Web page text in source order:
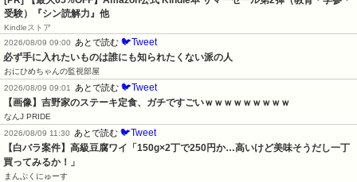
受験）『シン読解力』他
Kindleストア
2026/08/09 09:00
あとで読む 🐦Tweet
必ず手に入れたいものは誰にも知られたくない派の人
おにひめちゃんの監視部屋
2026/08/09 09:01
あとで読む 🐦Tweet
【画像】吉野家のステーキ定食、ガチですごいｗｗｗｗｗｗｗｗｗ
なんJ PRIDE
2026/08/09 11:30
あとで読む 🐦Tweet
【白バラ案件】高級豆腐ワイ「150g×2丁で250円か…高いけど美味そうだし一丁
買ってみるか！」
まんぷくにゅーす